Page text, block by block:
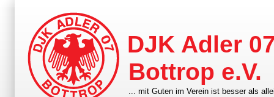
DJK Adler
Bottrop e.V.
... mit Guten im Verein ist besser als